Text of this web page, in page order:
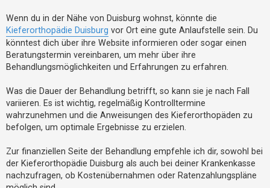
S
u
c
h
F
Q
Wenn du in der Nähe von Duisburg wohnst, könnte die
Kieferorthopädie Duisburg vor Ort eine gute Anlaufstelle sein. Du
könntest dich über ihre Website informieren oder sogar einen
Beratungstermin vereinbaren, um mehr über ihre
Behandlungsmöglichkeiten und Erfahrungen zu erfahren.
Was die Dauer der Behandlung betrifft, so kann sie je nach Fall
variieren. Es ist wichtig, regelmäßig Kontrolltermine
wahrzunehmen und die Anweisungen des Kieferorthopäden zu
befolgen, um optimale Ergebnisse zu erzielen.
Zur finanziellen Seite der Behandlung empfehle ich dir, sowohl bei
der Kieferorthopädie Duisburg als auch bei deiner Krankenkasse
nachzufragen, ob Kostenübernahmen oder Ratenzahlungspläne